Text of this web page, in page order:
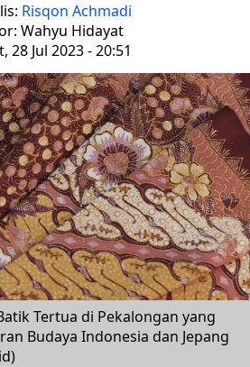
Risqon Achmadi
Wahyu Hidayat
28 Jul 2023 - 20:51
Tertua di Pekalongan yang
Budaya Indonesia dan Jepang